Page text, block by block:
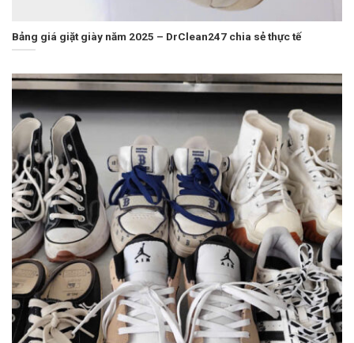
Bảng giá giặt giày năm 2025 – DrClean247 chia sẻ thực tế